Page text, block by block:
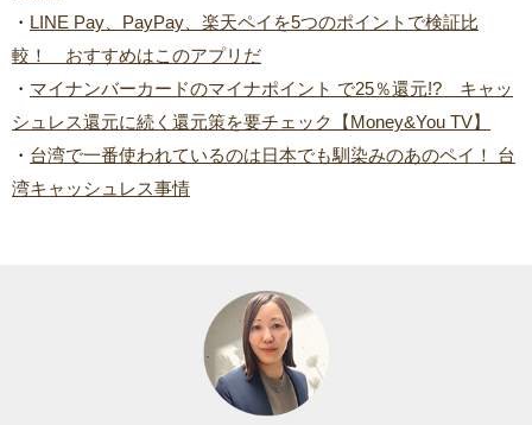
・ LINE Pay、PayPay、楽天ペイを5つのポイントで検証比
較！ おすすめはこのアプリだ
・ マイナンバーカードのマイナポイント で25％還元!? キャッ
シュレス還元に続く還元策を要チェック【Money&You TV】
・ 台湾で一番使われているのは日本でも馴染みのあのペイ！ 台
湾キャッシュレス事情